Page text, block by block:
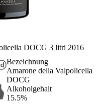
DOCG 3 litri 2016
Bezeichnung
Amarone della Valpolicella
DOCG
Alkoholgehalt
15.5%